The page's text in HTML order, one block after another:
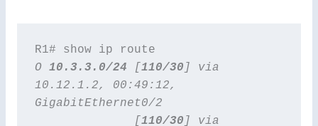
O 10.3.3.0/24 [ 110/30 ] via
10.12.1.2, 00:49:12,
GigabitEthernet0/2
              [
110/30 ] via